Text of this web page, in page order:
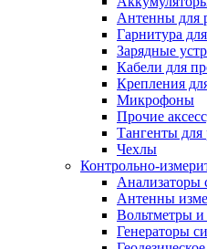
Антенны для
Гарнитура
Зарядные
Кабели для
Крепления
Микрофоны
Прочие
Тангенты для
Чехлы
Контрольно-
Анализаторы
Антенны
Вольтметры
Генераторы